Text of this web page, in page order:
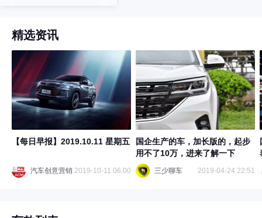
精选资讯
【每日早报】2019.10.11 星期五
汽车创意营销 2019-10-11 06:00
国企生产的车，加长版的，起步
用不了10万，进来了解一下
三少聊车 2019-04-24 22:51